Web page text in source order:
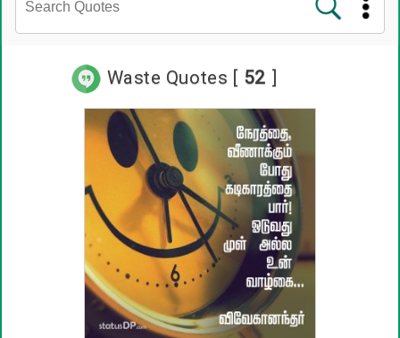
சினிமா வரிகள்
பிரபலங்களின் பொன்மொழிகள்
பழமொழிகள்
ஊக்கம் / உத்வேக பொன்மொழிகள்
காதல் பொன்மொழிகள்
மகிழ்ச்சி பொன்மொழிகள்
Waste Quotes [ 52 ]